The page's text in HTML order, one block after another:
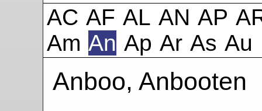
AC AF AL AN AP
Am An Ap Ar As Au
Anboo, Anbooten